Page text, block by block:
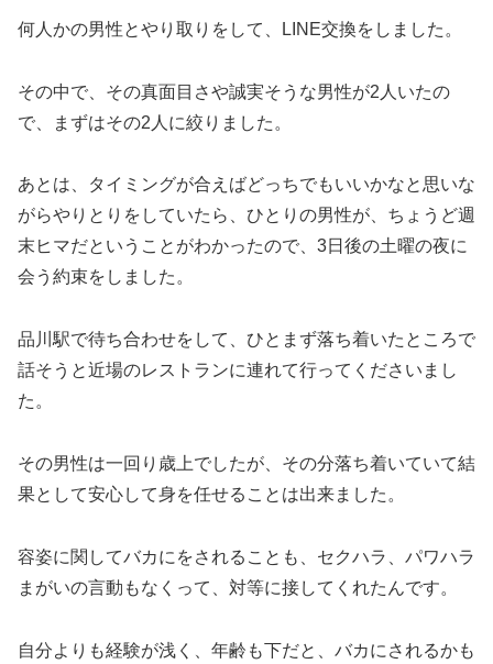
何人かの男性とやり取りをして、LINE交換をしました。
その中で、その真面目さや誠実そうな男性が2人いたの
で、まずはその2人に絞りました。
あとは、タイミングが合えばどっちでもいいかなと思いな
がらやりとりをしていたら、ひとりの男性が、ちょうど週
末ヒマだということがわかったので、3日後の土曜の夜に
会う約束をしました。
品川駅で待ち合わせをして、ひとまず落ち着いたところで
話そうと近場のレストランに連れて行ってくださいまし
た。
その男性は一回り歳上でしたが、その分落ち着いていて結
果として安心して身を任せることは出来ました。
容姿に関してバカにをされることも、セクハラ、パワハラ
まがいの言動もなくって、対等に接してくれたんです。
自分よりも経験が浅く、年齢も下だと、バカにされるかも